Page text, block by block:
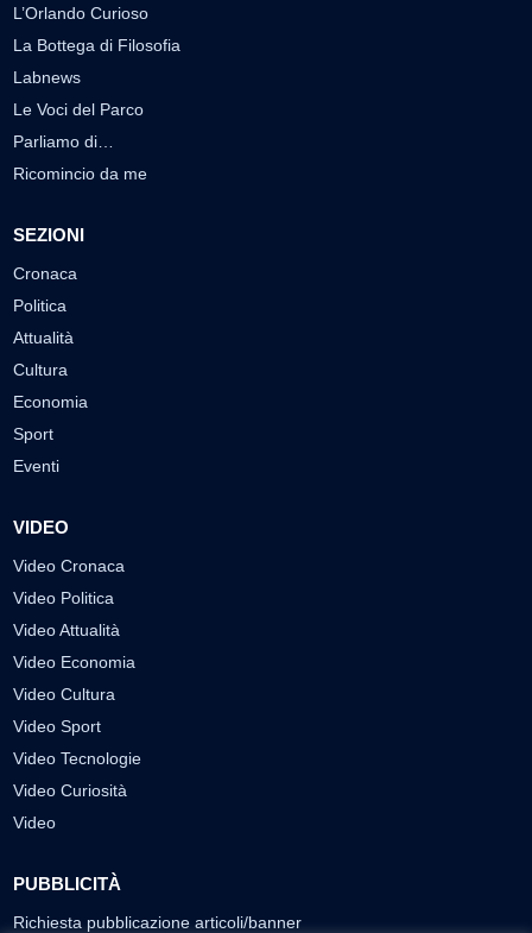
L’Orlando Curioso
La Bottega di Filosofia
Labnews
Le Voci del Parco
Parliamo di…
Ricomincio da me
SEZIONI
Cronaca
Politica
Attualità
Cultura
Economia
Sport
Eventi
VIDEO
Video Cronaca
Video Politica
Video Attualità
Video Economia
Video Cultura
Video Sport
Video Tecnologie
Video Curiosità
Video
PUBBLICITÀ
Richiesta pubblicazione articoli/banner